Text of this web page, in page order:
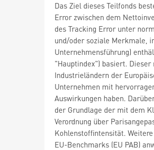
Das Ziel dieses Teilfonds
Error zwischen dem
des Tracking Error unter
und/oder soziale Merkmale,
Unternehmensführung)
"Hauptindex") basiert.
Industrieländern der
Unternehmen mit
Auswirkungen haben.
der Grundlage der mit dem
Verordnung über
Kohlenstoffintensität.
EU-Benchmarks (EU PAB)